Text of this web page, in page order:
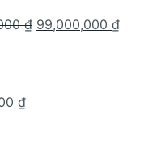
₫ Giá
99,000,000 ₫Giá
₫